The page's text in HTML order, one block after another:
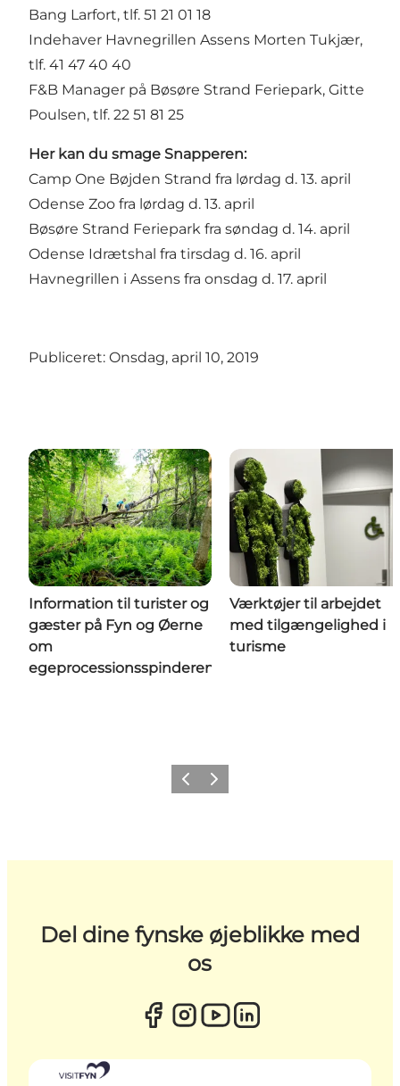
Bang Larfort, tlf. 51 21 01 18
Indehaver Havnegrillen Assens Morten Tukjær,
tlf. 41 47 40 40
F&B Manager på Bøsøre Strand Feriepark, Gitte
Poulsen, tlf. 22 51 81 25
Her kan du smage Snapperen:
Camp One Bøjden Strand fra lørdag d. 13. april
Odense Zoo fra lørdag d. 13. april
Bøsøre Strand Feriepark fra søndag d. 14. april
Odense Idrætshal fra tirsdag d. 16. april
Havnegrillen i Assens fra onsdag d. 17. april
Publiceret: Onsdag, april 10, 2019
Information til turister og
gæster på Fyn og Øerne
om
egeprocessionsspinderen
Værktøjer til arbejdet
med tilgængelighed i
turisme
ForrigeNæste
Del dine fynske øjeblikke med
os